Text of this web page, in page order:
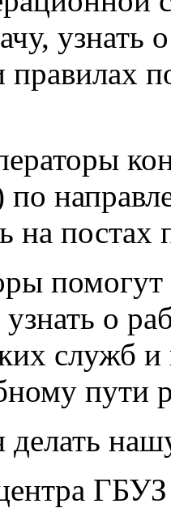
узнать
правилах
по
на постах
о
служб и